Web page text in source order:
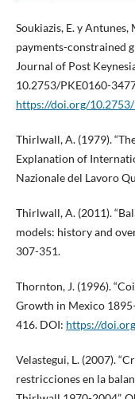
Soukiazis, E. y
payments-constrained
Journal of Post
10.2753/PKE0160-
https://doi.org/
Thirlwall, A. (1979).
Explanation of
Nazionale del Lavoro
Thirlwall, A. (2011).
models: history and
307-351.
Thornton, J. (1996).
Growth in Mexico
416. DOI: https://
Velastegui, L. (2007).
restricciones en la